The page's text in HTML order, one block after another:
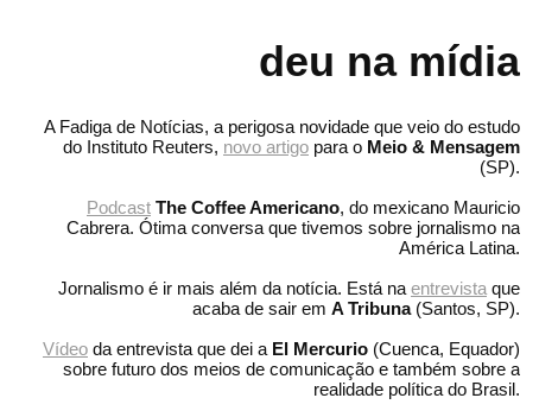
deu na mídia
A Fadiga de Notícias, a perigosa novidade que veio do estudo
do Instituto Reuters, novo artigo para o Meio & Mensagem
(SP).
Podcast The Coffee Americano, do mexicano Mauricio
Cabrera. Ótima conversa que tivemos sobre jornalismo na
América Latina.
Jornalismo é ir mais além da notícia. Está na entrevista que
acaba de sair em A Tribuna(Santos, SP).
Vídeo da entrevista que dei a El Mercurio (Cuenca, Equador)
sobre futuro dos meios de comunicação e também sobre a
realidade política do Brasil.